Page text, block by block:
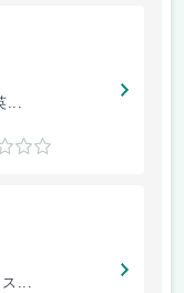
...
ス...